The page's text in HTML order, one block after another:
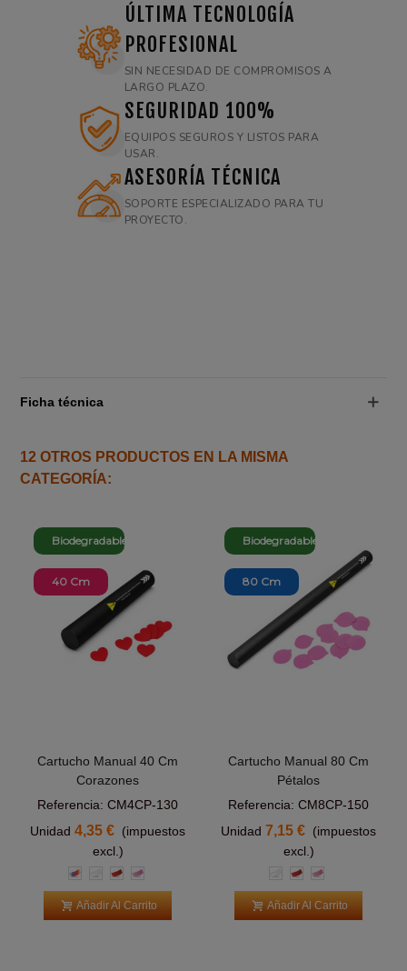
ÚLTIMA TECNOLOGÍA
PROFESIONAL
SIN NECESIDAD DE COMPROMISOS A
LARGO PLAZO.
SEGURIDAD 100%
EQUIPOS SEGUROS Y LISTOS PARA
USAR.
ASESORÍA TÉCNICA
SOPORTE ESPECIALIZADO PARA TU
PROYECTO.
Ficha técnica
12 OTROS PRODUCTOS EN LA MISMA
CATEGORÍA:
Biodegradable
40 Cm
Cartucho Manual 40 Cm
Corazones
Referencia: CM4CP-130
Unidad4,35 € (impuestos
excl.)
Multicolor
Blanco
RojoRosa
Añadir Al Carrito
Biodegradable
80 Cm
Cartucho Manual 80 Cm
Pétalos
Referencia: CM8CP-150
Unidad7,15 € (impuestos
excl.)
Blanco
RojoRosa
Añadir Al Carrito